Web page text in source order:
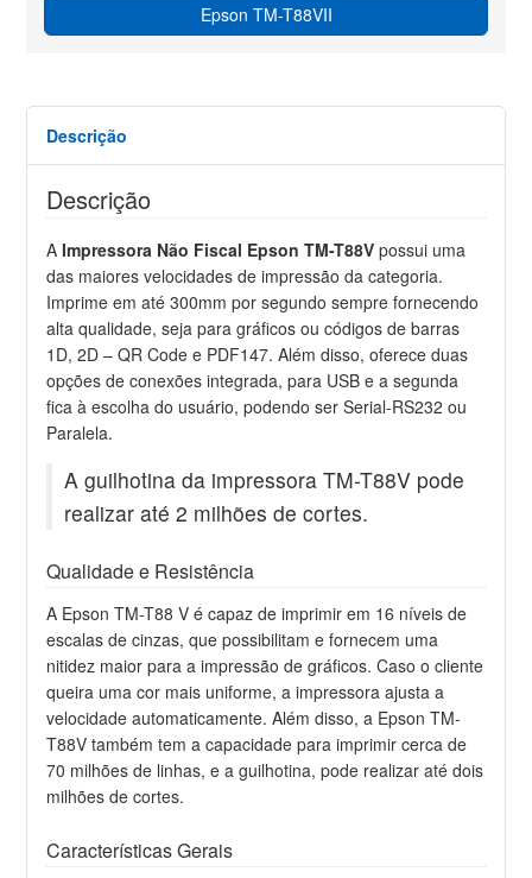
Epson TM-T88VII
Descrição
Descrição
AImpressora Não Fiscal Epson TM-T88V possui uma
das maiores velocidades de impressão da categoria.
Imprime em até 300mm por segundo sempre fornecendo
alta qualidade, seja para gráficos ou códigos de barras
1D, 2D – QR Code e PDF147. Além disso, oferece duas
opções de conexões integrada, para USB e a segunda
fica à escolha do usuário, podendo ser Serial-RS232 ou
Paralela.
A guilhotina da impressora TM-T88V pode
realizar até 2 milhões de cortes.
Qualidade e Resistência
A Epson TM-T88 V é capaz de imprimir em 16 níveis de
escalas de cinzas, que possibilitam e fornecem uma
nitidez maior para a impressão de gráficos. Caso o cliente
queira uma cor mais uniforme, a impressora ajusta a
velocidade automaticamente. Além disso, a Epson TM-
T88V também tem a capacidade para imprimir cerca de
70 milhões de linhas, e a guilhotina, pode realizar até dois
milhões de cortes.
Características Gerais